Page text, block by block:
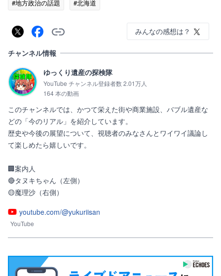
#地方政治の話題
#北海道
みんなの感想は？
チャンネル情報
ゆっくり遺産の探検隊
YouTube チャンネル登録者数 2.01万人
164 本の動画
このチャンネルでは、かつて栄えた街や商業施設、バブル遺産な
どの「今のリアル」を紹介しています。
歴史や今後の展望について、視聴者のみなさんとワイワイ議論し
て楽しめたら嬉しいです。
🏢案内人
🔴タヌキちゃん（左側）
🟡魔理沙（右側）
youtube.com/@yukuriisan
YouTube